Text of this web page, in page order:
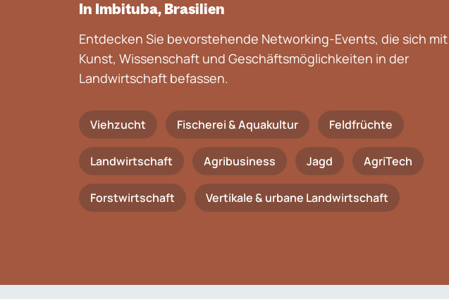
In Imbituba, Brasilien
Entdecken Sie bevorstehende Networking-Events, die sich mit
Kunst, Wissenschaft und Geschäftsmöglichkeiten in der
Landwirtschaft befassen.
Viehzucht Fischerei & Aquakultur Feldfrüchte
Landwirtschaft Agribusiness Jagd AgriTech
Forstwirtschaft Vertikale & urbane Landwirtschaft